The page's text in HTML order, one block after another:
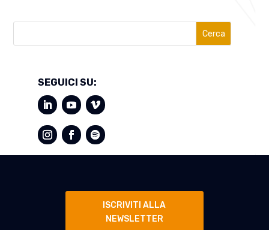
Cerca
SEGUICI SU:
ISCRIVITI ALLA
NEWSLETTER